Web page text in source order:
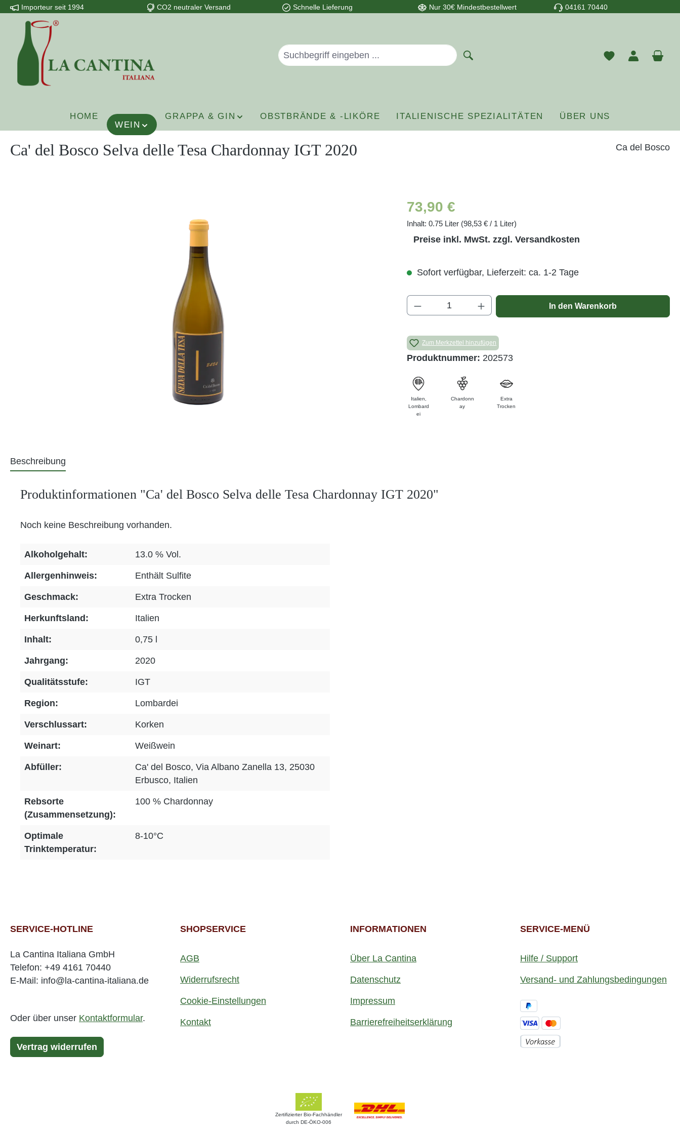
Hauptinhalt springen
Zur Suche springen
Zur Hauptnavigation springen
Importeur seit 1994 CO2 neutraler Versand Schnelle Lieferung Nur 30€ Mindestbestellwert 04161 70440
Du hast 0
HOME
WEIN
GRAPPA & GIN OBSTBRÄNDE & -LIKÖRE ITALIENISCHE SPEZIALITÄTEN ÜBER UNS
Ca' del Bosco Selva delle Tesa Chardonnay IGT 2020 Ca del Bosco
Regulärer Preis:
73,90 €
Inhalt: 0.75 Liter (98,53 € / 1 Liter)
Preise inkl. MwSt. zzgl. Versandkosten
Sofort verfügbar, Lieferzeit: ca. 1-2 Tage
Produkt Anzahl: Gib den gewünschten Wert ein
In den Warenkorb
Zum Merkzettel hinzufügen
Produktnummer: 202573
Italien,
Lombard
ei
Chardonn
ay
Extra
Trocken
Beschreibung
Produktinformationen "Ca' del Bosco Selva delle Tesa Chardonnay IGT 2020"
Noch keine Beschreibung vorhanden.
Alkoholgehalt: 13.0 % Vol.
Allergenhinweis: Enthält Sulfite
Geschmack: Extra Trocken
Herkunftsland: Italien
Inhalt: 0,75 l
Jahrgang: 2020
Qualitätsstufe: IGT
Region: Lombardei
Verschlussart: Korken
Weinart: Weißwein
Abfüller:
Ca' del Bosco, Via Albano Zanella 13, 25030
Erbusco, Italien
Rebsorte
(Zusammensetzung):
100 % Chardonnay
Optimale
Trinktemperatur:
8-10°C
SERVICE-HOTLINE
La Cantina Italiana GmbH
Telefon: +49 4161 70440
E-Mail: info@la-cantina-italiana.de
Oder über unser Kontaktformular.
Vertrag widerrufen
SHOPSERVICE
AGB
Widerrufsrecht
Cookie-Einstellungen
Kontakt
INFORMATIONEN
Über La Cantina
Datenschutz
Impressum
Barrierefreiheitserklärung
SERVICE-MENÜ
Hilfe / Support
Versand- und Zahlungsbedingungen
Zertifizierter Bio-Fachhändler
durch DE-ÖKO-006